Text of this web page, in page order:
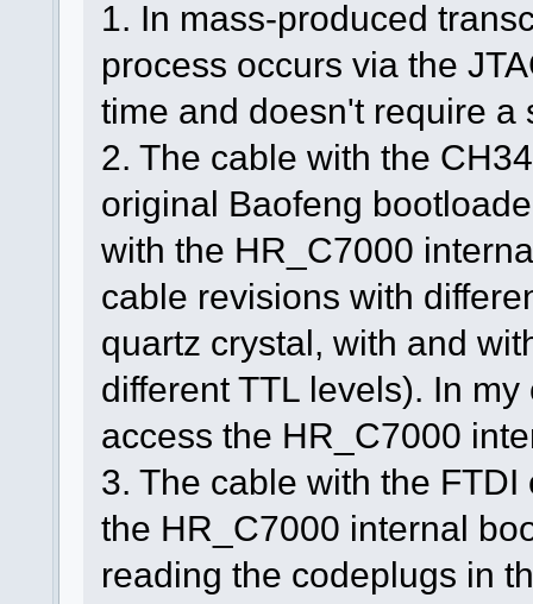
1. In mass-produced
process occurs via the
time and doesn't require a
2. The cable with the
original Baofeng
with the HR_C7000
cable revisions with
quartz crystal, with and
different TTL levels). In
access the HR_C7000
3. The cable with the
the HR_C7000 internal
reading the codeplugs in